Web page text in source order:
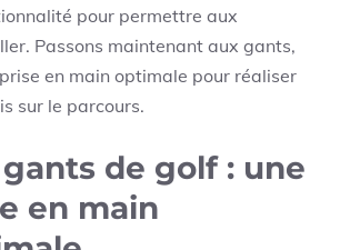
pour permettre aux
Passons maintenant aux gants,
en main optimale pour réaliser
sur le parcours.
gants de golf : une
en main